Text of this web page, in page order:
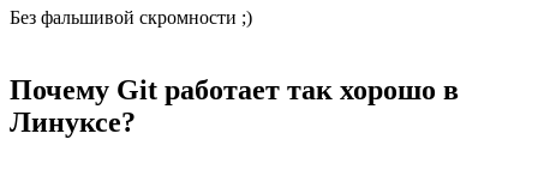
Без фальшивой скромности ;)
Почему Git работает так хорошо в
Линуксе?